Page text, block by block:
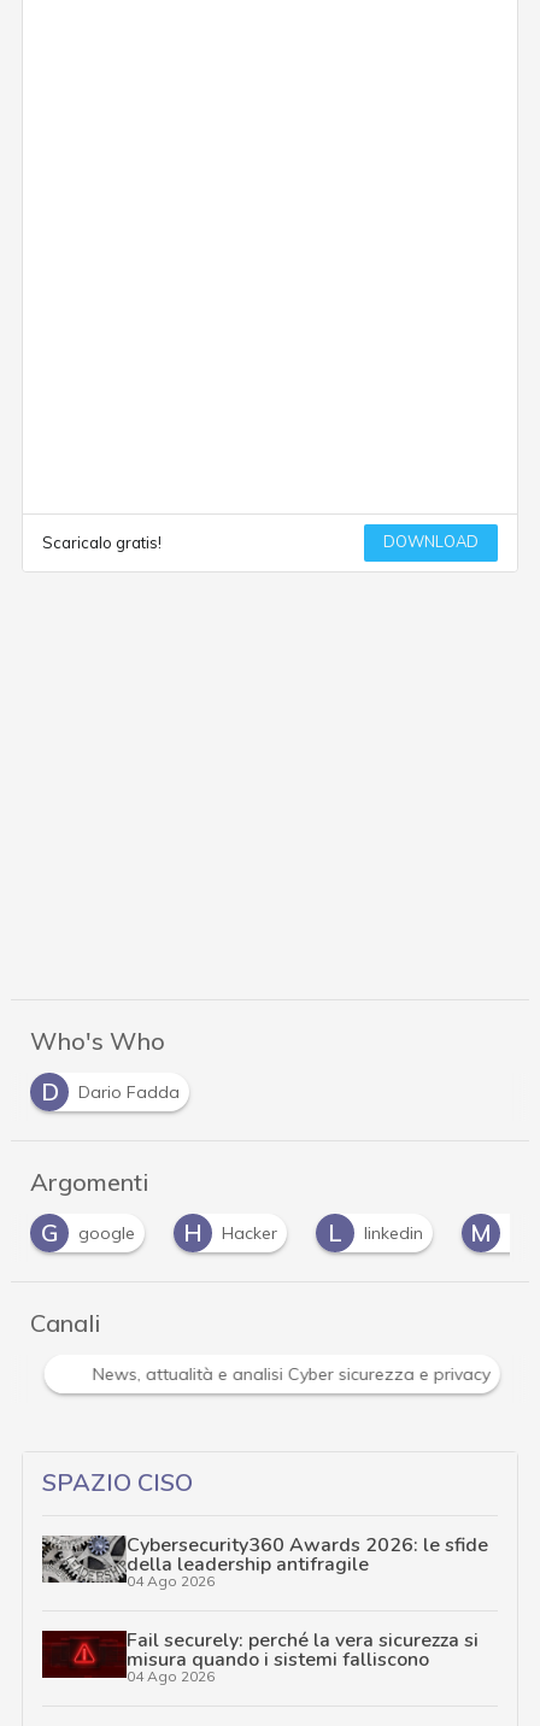
Scaricalo gratis! DOWNLOAD
Who's Who
D
Dario Fadda
Argomenti
H
Hacker L linkedin M Microsoft
Canali
Attacchi hacker e Malware: le ultime news in tempo
SPAZIO CISO
Cybersecurity360 Awards 2026: le sfide
della leadership antifragile
04 Ago 2026
Fail securely: perché la vera sicurezza si
misura quando i sistemi falliscono
04 Ago 2026